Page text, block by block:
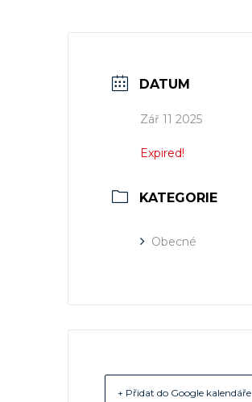
DATUM
Zář 11 2025
Expired!
KATEGORIE
Obecné
+ Přidat do Google kalendáře